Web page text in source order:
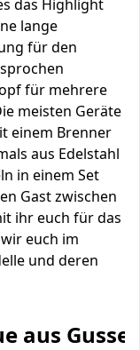
das Highlight
lange
für den
für mehrere
meisten Geräte
einem Brenner
aus Edelstahl
in einem Set
Gast zwischen
ihr euch für das
euch im
und deren
aus